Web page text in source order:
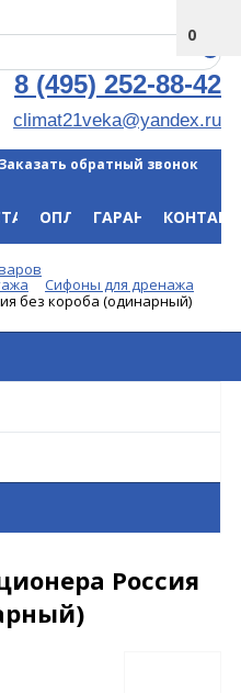
0
8 (495) 252-88-42
climat21veka@yandex.ru
Заказать обратный звонок
ОПЛАТАГАРАНТИЯ
Сифоны для дренажа
без короба (одинарный)
Россия